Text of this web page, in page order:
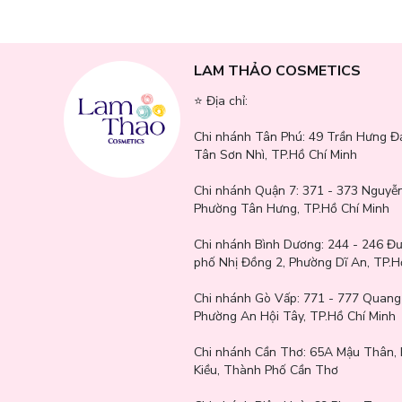
LAM THẢO COSMETICS
⭐️ Địa chỉ:
Chi nhánh Tân Phú: 49 Trần Hưng
Tân Sơn Nhì, TP.Hồ Chí Minh
Chi nhánh Quận 7: 371 - 373
Phường Tân Hưng, TP.Hồ Chí Minh
Chi nhánh Bình Dương: 244 - 246
phố Nhị Đồng 2, Phường Dĩ An,
Chi nhánh Gò Vấp: 771 - 777
Phường An Hội Tây, TP.Hồ Chí Minh
Chi nhánh Cần Thơ: 65A Mậu Thân,
Kiều, Thành Phố Cần Thơ